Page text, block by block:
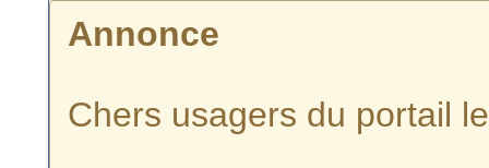
Annonce
Chers usagers du portail